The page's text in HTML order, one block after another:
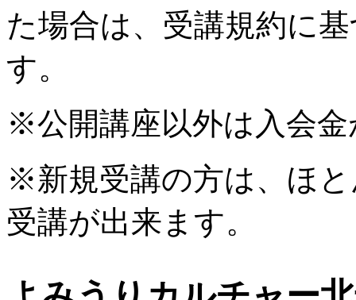
た場合は、受講規約に
す。
※公開講座以外は入会
※新規受講の方は、ほ
受講が出来ます。